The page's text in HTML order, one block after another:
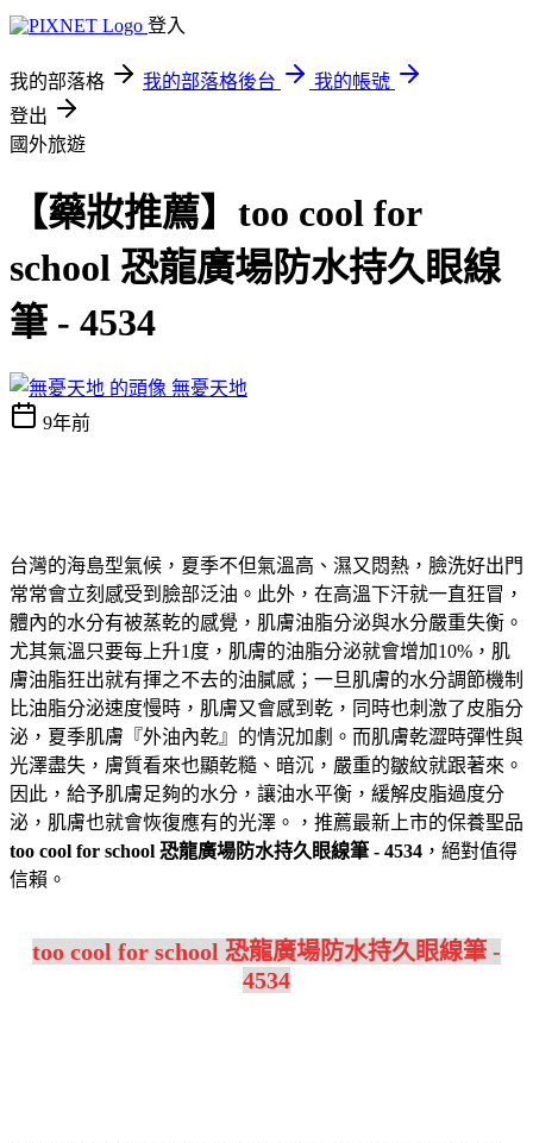
登入
我的部落格 我的部落格後台
我的帳號
登出
國外旅遊
【藥妝推薦】too cool for
school 恐龍廣場防水持久眼線
筆 - 4534
無憂天地
9年前
台灣的海島型氣候，夏季不但氣溫高、濕又悶熱，臉洗好出門
常常會立刻感受到臉部泛油。此外，在高溫下汗就一直狂冒，
體內的水分有被蒸乾的感覺，肌膚油脂分泌與水分嚴重失衡。
尤其氣溫只要每上升1度，肌膚的油脂分泌就會增加10%，肌
膚油脂狂出就有揮之不去的油膩感；一旦肌膚的水分調節機制
比油脂分泌速度慢時，肌膚又會感到乾，同時也刺激了皮脂分
泌，夏季肌膚『外油內乾』的情況加劇。而肌膚乾澀時彈性與
光澤盡失，膚質看來也顯乾糙、暗沉，嚴重的皺紋就跟著來。
因此，給予肌膚足夠的水分，讓油水平衡，緩解皮脂過度分
泌，肌膚也就會恢復應有的光澤。，推薦最新上市的保養聖品
too cool for school 恐龍廣場防水持久眼線筆 - 4534 ，絕對值得
信賴。
too cool for school 恐龍廣場防水持久眼線筆 -
4534